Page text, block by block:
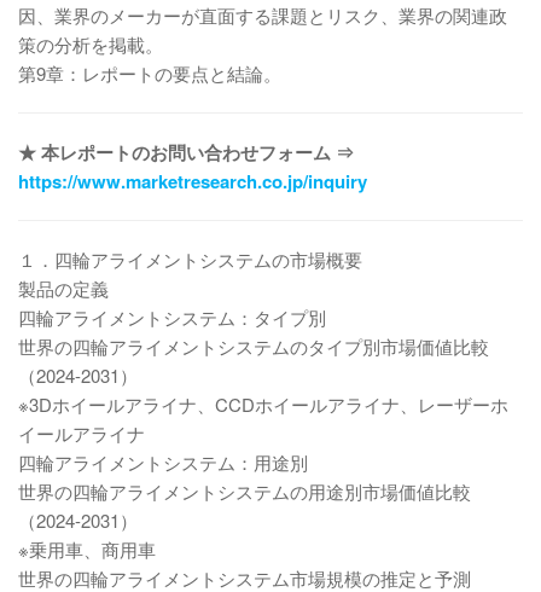
因、業界のメーカーが直面する課題とリスク、業界の関連政
策の分析を掲載。
第9章：レポートの要点と結論。
★ 本レポートのお問い合わせフォーム ⇒
https://www.marketresearch.co.jp/inquiry
１．四輪アライメントシステムの市場概要
製品の定義
四輪アライメントシステム：タイプ別
世界の四輪アライメントシステムのタイプ別市場価値比較
（2024-2031）
※3Dホイールアライナ、CCDホイールアライナ、レーザーホ
イールアライナ
四輪アライメントシステム：用途別
世界の四輪アライメントシステムの用途別市場価値比較
（2024-2031）
※乗用車、商用車
世界の四輪アライメントシステム市場規模の推定と予測